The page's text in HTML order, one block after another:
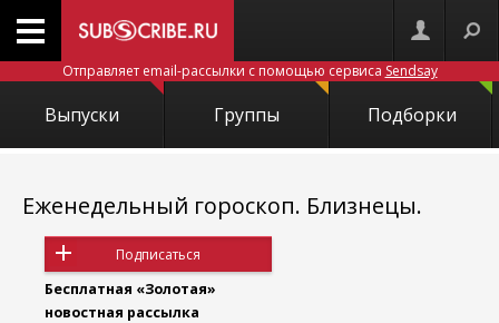
Отправляет email-рассылки с помощью сервиса Sendsay
Выпуски Группы Подборки
Еженедельный гороскоп. Близнецы.
Подписаться
Бесплатная «Золотая»
новостная рассылка